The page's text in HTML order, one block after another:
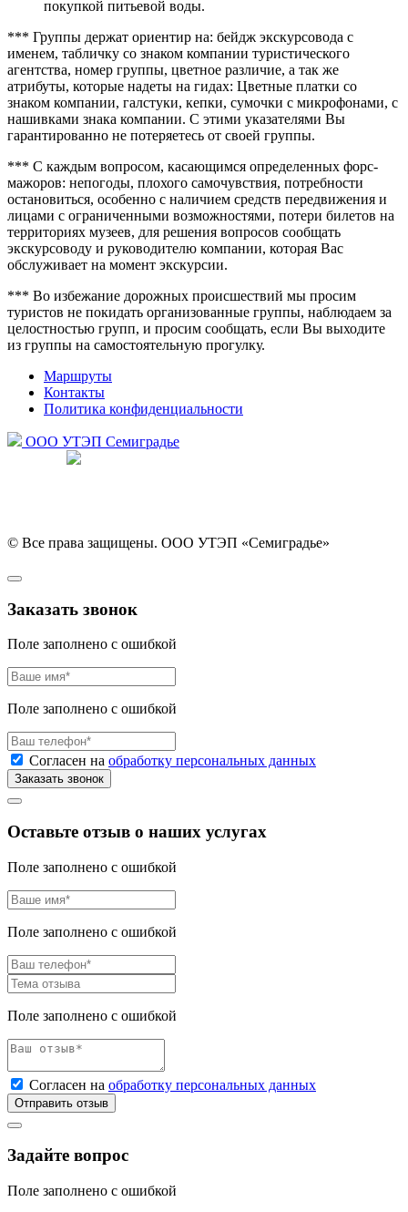
покупкой питьевой воды.
*** Группы держат ориентир на: бейдж экскурсовода с
именем, табличку со знаком компании туристического
агентства, номер группы, цветное различие, а так же
атрибуты, которые надеты на гидах: Цветные платки со
знаком компании, галстуки, кепки, сумочки с микрофонами, с
нашивками знака компании. С этими указателями Вы
гарантированно не потеряетесь от своей группы.
*** С каждым вопросом, касающимся определенных форс-
мажоров: непогоды, плохого самочувствия, потребности
остановиться, особенно с наличием средств передвижения и
лицами с ограниченными возможностями, потери билетов на
территориях музеев, для решения вопросов сообщать
экскурсоводу и руководителю компании, которая Вас
обслуживает на момент экскурсии.
*** Во избежание дорожных происшествий мы просим
туристов не покидать организованные группы, наблюдаем за
целостностью групп, и просим сообщать, если Вы выходите
из группы на самостоятельную прогулку.
Маршруты
Контакты
Политика конфиденциальности
ООО УТЭП Семиградье
© Все права защищены. ООО УТЭП «Семиградье»
Заказать звонок
Поле заполнено с ошибкой
Поле заполнено с ошибкой
Согласен на обработку персональных данных
Оставьте отзыв о наших услугах
Поле заполнено с ошибкой
Поле заполнено с ошибкой
Поле заполнено с ошибкой
Согласен на обработку персональных данных
Отправить отзыв
Задайте вопрос
Поле заполнено с ошибкой